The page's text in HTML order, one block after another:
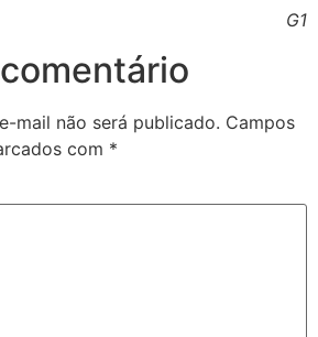
G1
mail não será publicado. Campos
com *